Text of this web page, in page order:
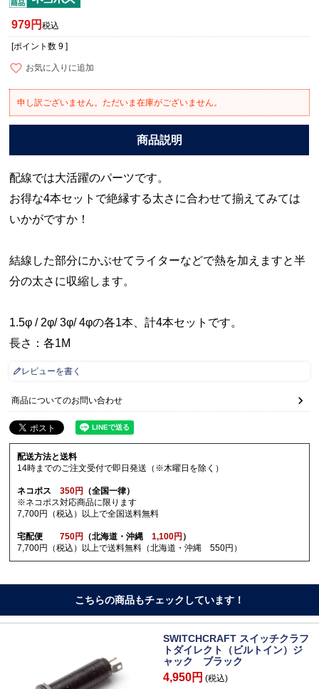
979 税込
[ポイント数 9 ]
お気に入りに追加
申し訳ございません。ただいま在庫がございません。
配線では大活躍のパーツです。
お得な4本セットで絶縁する太さに合わせて揃えてみては
いかがですか！
結線した部分にかぶせてライターなどで熱を加えますと半
分の太さに収縮します。
1.5φ / 2φ/ 3φ/ 4φの各1本、計4本セットです。
長さ：各1M
レビューを書く
商品についてのお問い合わせ
配送方法と送料
14時までのご注文受付で即日発送（※木曜日を除く）
ネコポス350円
（全国一律）
※ネコポス対応商品に限ります
7,700円（税込）以上で全国送料無料
宅配便750円 （北海道・沖縄1,100円 ）
7,700円（税込）以上で送料無料（北海道・沖縄 550円）
こちらの商品もチェックしています！
SWITCHCRAFT スイッチクラフ
トダイレクト（ビルトイン）ジ
ャック ブラック
4,950円 (税込)